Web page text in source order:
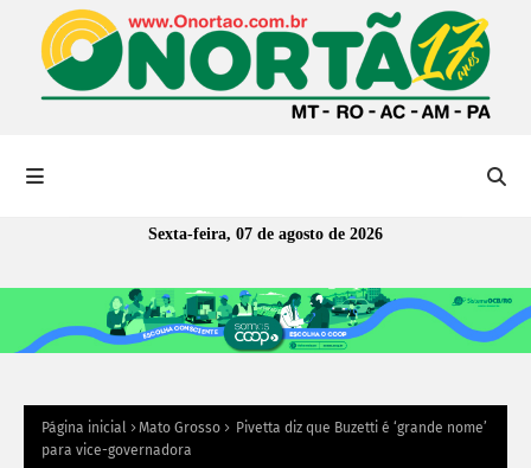
Sexta-feira, 07 de agosto de 2026
Página inicial Mato Grosso
Pivetta diz que Buzetti é ‘grande nome’
para vice-governadora